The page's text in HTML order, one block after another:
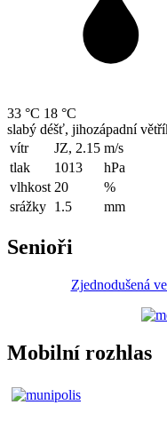
33 °C 18 °C
slabý déšť, jihozápadní
vítr
JZ, 2.15 m/s
tlak
1013
hPa
vlhkost 20
%
srážky 1.5 mm
Senioři
Zjednodušená
Mobilní rozhlas